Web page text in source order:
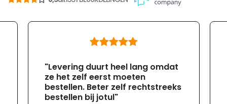
"Levering duurt heel lang omdat
ze het zelf eerst moeten
bestellen. Beter zelf rechtstreeks
bestellen bij jotul"